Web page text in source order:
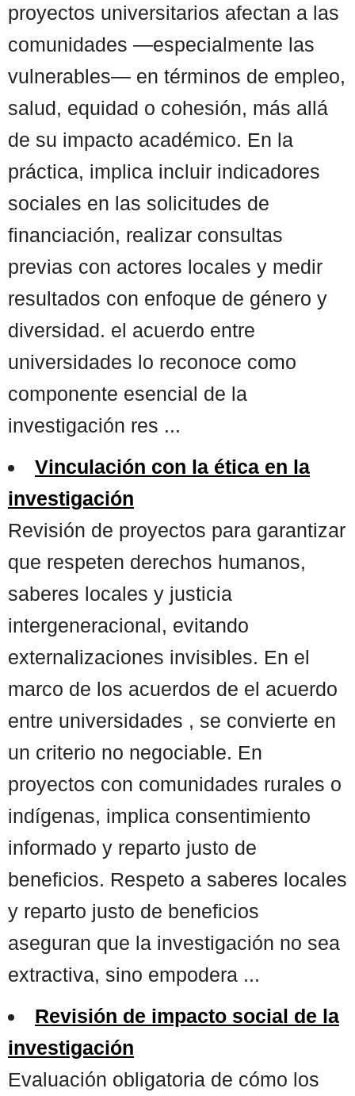
proyectos universitarios afectan a las
comunidades —especialmente las
vulnerables— en términos de empleo,
salud, equidad o cohesión, más allá
de su impacto académico. En la
práctica, implica incluir indicadores
sociales en las solicitudes de
financiación, realizar consultas
previas con actores locales y medir
resultados con enfoque de género y
diversidad. el acuerdo entre
universidades lo reconoce como
componente esencial de la
investigación res ...
Vinculación con la ética en la
investigación
Revisión de proyectos para garantizar
que respeten derechos humanos,
saberes locales y justicia
intergeneracional, evitando
externalizaciones invisibles. En el
marco de los acuerdos de el acuerdo
entre universidades , se convierte en
un criterio no negociable. En
proyectos con comunidades rurales o
indígenas, implica consentimiento
informado y reparto justo de
beneficios. Respeto a saberes locales
y reparto justo de beneficios
aseguran que la investigación no sea
extractiva, sino empodera ...
Revisión de impacto social de la
investigación
Evaluación obligatoria de cómo los